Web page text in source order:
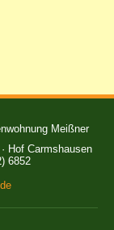
Meißner
Hof Carmshausen
6852